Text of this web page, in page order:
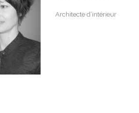
Architecte d’intérieur